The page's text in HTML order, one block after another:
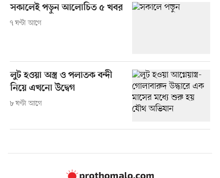
সকালেই পড়ুন আলোচিত ৫ খবর
৭ ঘণ্টা আগে
লুট হওয়া অস্ত্র ও পলাতক বন্দী
নিয়ে এখনো উদ্বেগ
৮ ঘণ্টা আগে